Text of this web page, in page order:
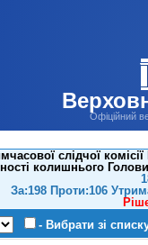
Офіційний
слідчої
колишнього
За:198 Проти:106
- Вибрати зі